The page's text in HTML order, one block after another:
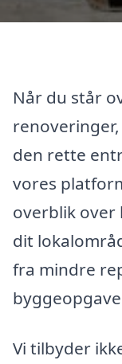
Når du står
den rette
vores
overblik
dit
fra mindre
Vi tilbyder